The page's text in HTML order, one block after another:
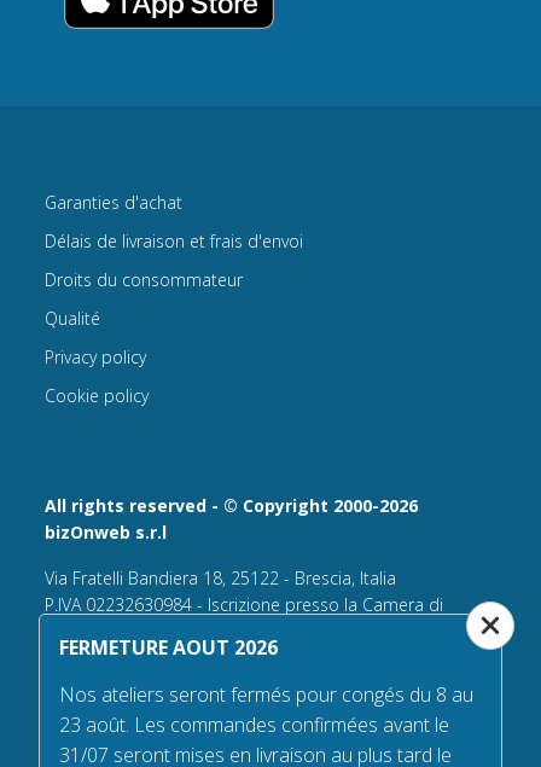
All rights reserved - © Copyright 2000-2026
bizOnweb s.r.l
Via Fratelli Bandiera 18, 25122 - Brescia, Italia
P.IVA 02232630984 - Iscrizione presso la Camera di
n° REA 432569 Capitale sociale versato Euro 25.000,00.
Tel +39.030 6394506
Email:info@flagsonline.fr
PEC bizonweb@mailcertiﬁcatapec.it
Garanties d'achat
Délais de livraison et frais d'envoi
Droits du consommateur
Qualité
Privacy policy
Cookie policy
FERMETURE AOUT 2026
Nos ateliers seront fermés pour congés du 8 au
23 août. Les commandes confirmées avant le
31/07 seront mises en livraison au plus tard le